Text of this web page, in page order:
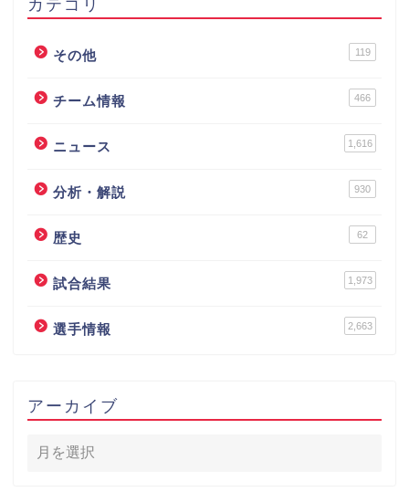
その他 119
チーム情報 466
ニュース 1,616
分析・解説 930
歴史 62
試合結果 1,973
選手情報 2,663
アーカイブ